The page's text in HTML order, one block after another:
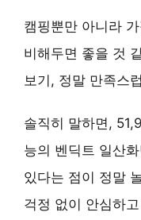
캠핑뿐만 아니라
비해두면 좋을 것
보기, 정말 만족스
솔직히 말하면,
능의 벤딕트 일산
있다는 점이 정말
걱정 없이 안심하